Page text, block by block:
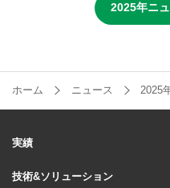
2025年ニ
ホーム ニュース 2025
実績
技術&ソリューション